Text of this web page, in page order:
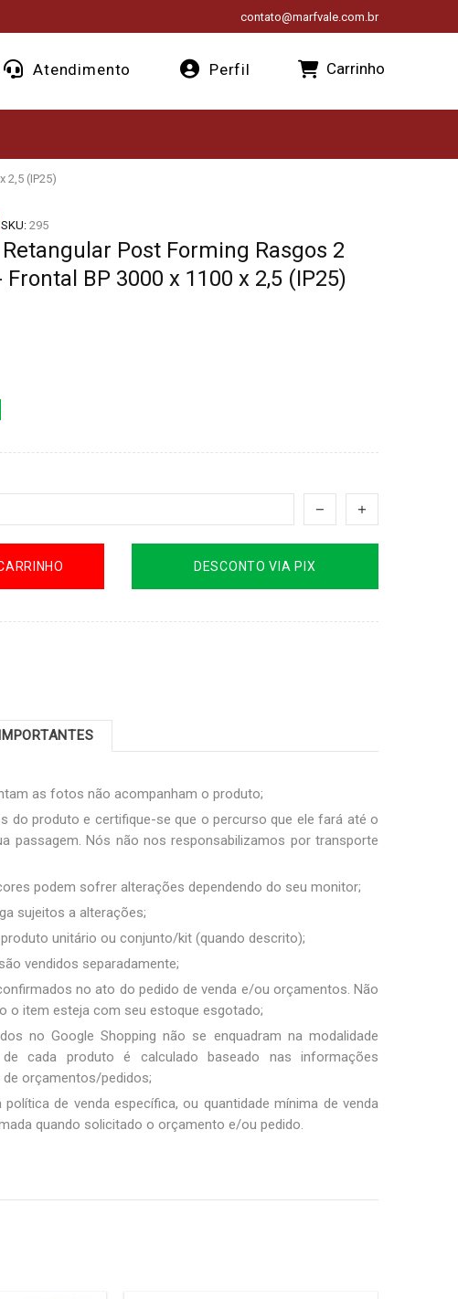
contato@marfvale.com.br
Atendimento Perfil Carrinho
2,5 (IP25)
SKU: 295
Post Forming Rasgos 2
BP 3000 x 1100 x 2,5 (IP25)
DESCONTO VIA PIX
as fotos não acompanham o produto;
do produto e certifique-se que o percurso que ele fará até o
passagem. Nós não nos responsabilizamos por transporte
podem sofrer alterações dependendo do seu monitor;
sujeitos a alterações;
unitário ou conjunto/kit (quando descrito);
vendidos separadamente;
no ato do pedido de venda e/ou orçamentos. Não
o item esteja com seu estoque esgotado;
no Google Shopping não se enquadram na modalidade
cada produto é calculado baseado nas informações
orçamentos/pedidos;
política de venda específica, ou quantidade mínima de venda
quando solicitado o orçamento e/ou pedido.